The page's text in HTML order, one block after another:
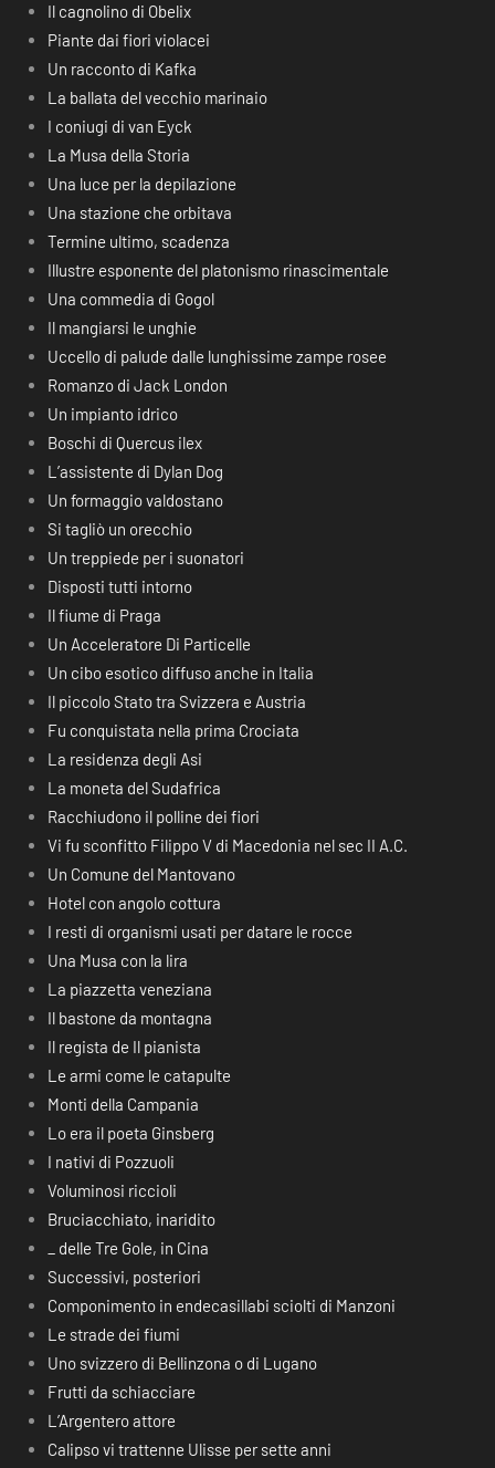
Il cagnolino di Obelix
Piante dai fiori violacei
Un racconto di Kafka
La ballata del vecchio marinaio
I coniugi di van Eyck
La Musa della Storia
Una luce per la depilazione
Una stazione che orbitava
Termine ultimo, scadenza
Illustre esponente del platonismo rinascimentale
Una commedia di Gogol
Il mangiarsi le unghie
Uccello di palude dalle lunghissime zampe rosee
Romanzo di Jack London
Un impianto idrico
Boschi di Quercus ilex
L’assistente di Dylan Dog
Un formaggio valdostano
Si tagliò un orecchio
Un treppiede per i suonatori
Disposti tutti intorno
Il fiume di Praga
Un Acceleratore Di Particelle
Un cibo esotico diffuso anche in Italia
Il piccolo Stato tra Svizzera e Austria
Fu conquistata nella prima Crociata
La residenza degli Asi
La moneta del Sudafrica
Racchiudono il polline dei fiori
Vi fu sconfitto Filippo V di Macedonia nel sec II A.C.
Un Comune del Mantovano
Hotel con angolo cottura
I resti di organismi usati per datare le rocce
Una Musa con la lira
La piazzetta veneziana
Il bastone da montagna
Il regista de Il pianista
Le armi come le catapulte
Monti della Campania
Lo era il poeta Ginsberg
I nativi di Pozzuoli
Voluminosi riccioli
Bruciacchiato, inaridito
_ delle Tre Gole, in Cina
Successivi, posteriori
Componimento in endecasillabi sciolti di Manzoni
Le strade dei fiumi
Uno svizzero di Bellinzona o di Lugano
Frutti da schiacciare
L’Argentero attore
Calipso vi trattenne Ulisse per sette anni